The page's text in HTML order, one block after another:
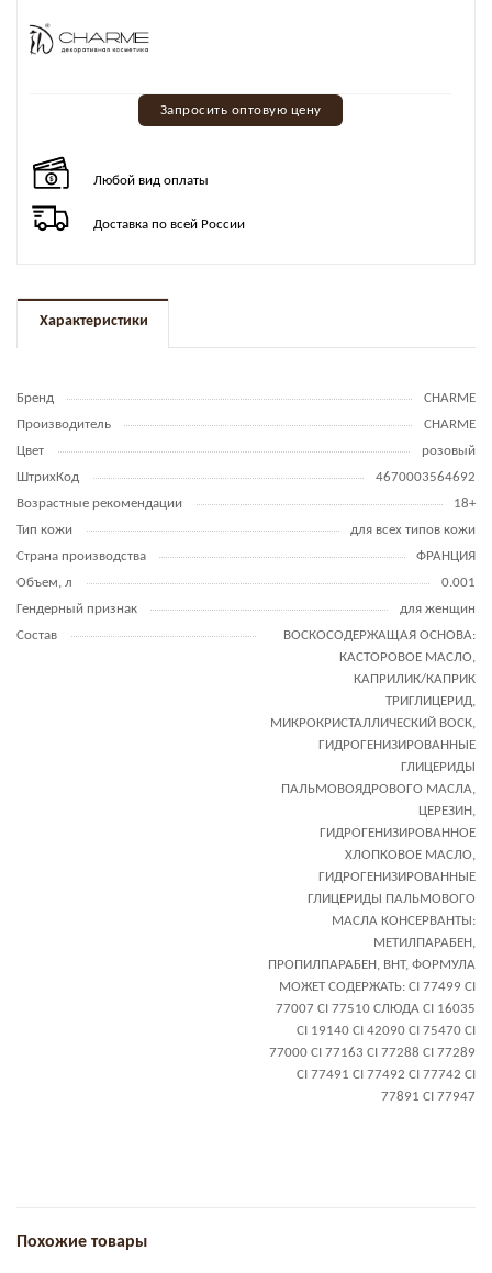
Запросить оптовую цену
Любой вид оплаты
Доставка по всей России
Характеристики
Бренд
CHARME
Производитель
CHARME
Цвет
розовый
ШтрихКод
4670003564692
Возрастные рекомендации
18+
Тип кожи
для всех типов кожи
Страна производства
ФРАНЦИЯ
Объем, л
0.001
Гендерный признак
для женщин
Состав
ВОСКОСОДЕРЖАЩАЯ ОСНОВА:
КАСТОРОВОЕ МАСЛО,
КАПРИЛИК/КАПРИК
ТРИГЛИЦЕРИД,
МИКРОКРИСТАЛЛИЧЕСКИЙ ВОСК,
ГИДРОГЕНИЗИРОВАННЫЕ
ГЛИЦЕРИДЫ
ПАЛЬМОВОЯДРОВОГО МАСЛА,
ЦЕРЕЗИН,
ГИДРОГЕНИЗИРОВАННОЕ
ХЛОПКОВОЕ МАСЛО,
ГИДРОГЕНИЗИРОВАННЫЕ
ГЛИЦЕРИДЫ ПАЛЬМОВОГО
МАСЛА КОНСЕРВАНТЫ:
МЕТИЛПАРАБЕН,
ПРОПИЛПАРАБЕН, ВНТ, ФОРМУЛА
МОЖЕТ СОДЕРЖАТЬ: CI 77499 CI
77007 CI 77510 CЛЮДА CI 16035
CI 19140 CI 42090 CI 75470 CI
77000 CI 77163 CI 77288 CI 77289
CI 77491 CI 77492 CI 77742 CI
77891 CI 77947
Похожие товары